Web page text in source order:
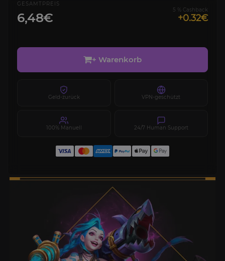
GESAMTPREIS
6,48€
5 % Cashback
+0.32€
+ Warenkorb
Geld-zurück VPN-geschützt
100% Manuell 24/7 Human Support